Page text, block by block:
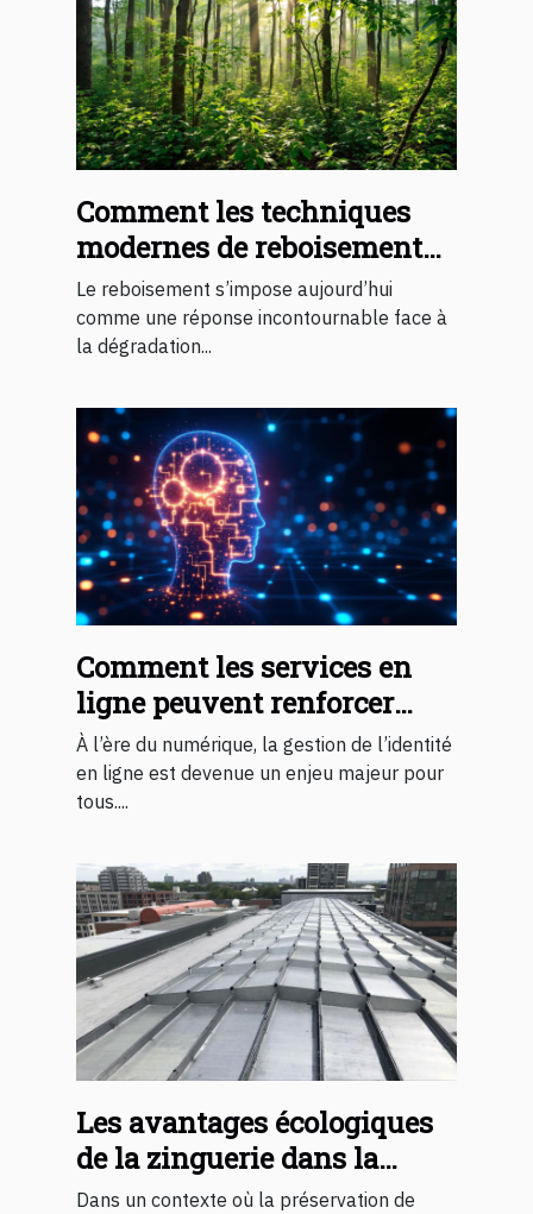
Comment les techniques
modernes de reboisement
transforment-elles nos
forêts ?
Le reboisement s’impose aujourd’hui
comme une réponse incontournable face à
la dégradation...
Comment les services en
ligne peuvent renforcer
votre identité numérique ?
À l’ère du numérique, la gestion de l’identité
en ligne est devenue un enjeu majeur pour
tous....
Les avantages écologiques
de la zinguerie dans la
construction moderne
Dans un contexte où la préservation de